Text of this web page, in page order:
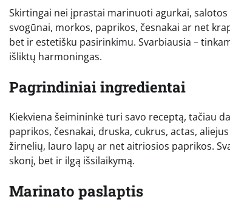
Skirtingai nei įprastai marinuoti agurkai,
svogūnai, morkos, paprikos, česnakai ar net
bet ir estetišku pasirinkimu. Svarbiausia –
išliktų harmoningas.
Pagrindiniai ingredientai
Kiekviena šeimininkė turi savo receptą, tačiau
paprikos, česnakai, druska, cukrus, actas,
žirnelių, lauro lapų ar net aitriosios paprikos.
skonį, bet ir ilgą išsilaikymą.
Marinato paslaptis